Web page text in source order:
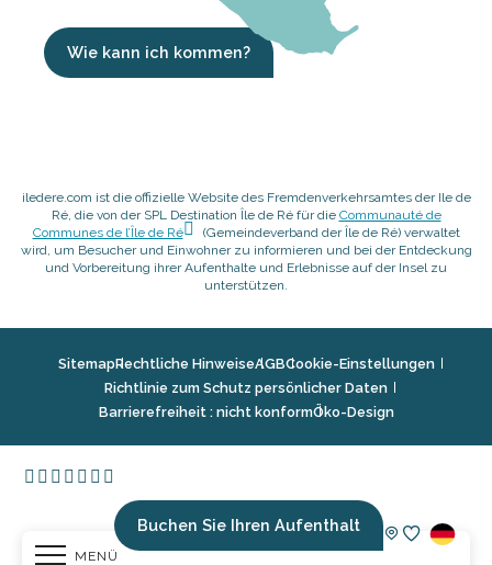
MENÜ
Buchen Sie Ihren Aufenthalt
Wie kann ich kommen?
iledere.com ist die offizielle Website des Fremdenverkehrsamtes der Ile de
Ré, die von der SPL Destination Île de Ré für die Communauté de
Communes de l’Île de Ré
(Gemeindeverband der Île de Ré) verwaltet
wird, um Besucher und Einwohner zu informieren und bei der Entdeckung
und Vorbereitung ihrer Aufenthalte und Erlebnisse auf der Insel zu
unterstützen.
SitemapRechtliche HinweiseAGBCookie-Einstellungen
Richtlinie zum Schutz persönlicher Daten
Barrierefreiheit : nicht konformÖko-Design